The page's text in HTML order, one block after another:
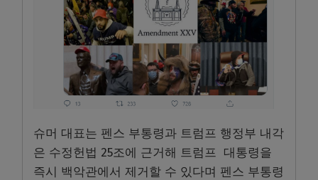
슈머 대표는 펜스 부통령과 트럼프 행정부 내각
은 수정헌법 25조에 근거해 트럼프 대통령을
즉시 백악관에서 제거할 수 있다며 펜스 부통령